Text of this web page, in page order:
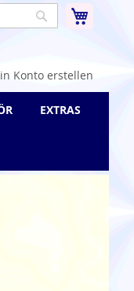
Suche
Konto erstellen
EXTRAS